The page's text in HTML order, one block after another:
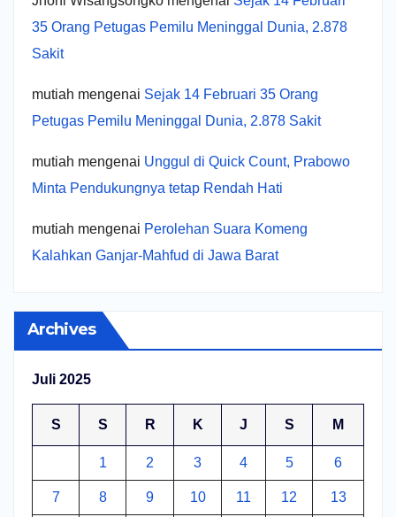
35 Orang Petugas Pemilu Meninggal Dunia, 2.878
Sakit
mutiah mengenai Sejak 14 Februari 35 Orang
Petugas Pemilu Meninggal Dunia, 2.878 Sakit
mutiah mengenai Unggul di Quick Count, Prabowo
Minta Pendukungnya tetap Rendah Hati
mutiah mengenai Perolehan Suara Komeng
Kalahkan Ganjar-Mahfud di Jawa Barat
Archives
Juli 2025
S S R K J S M
1 2 3 4 5 6
7 8 9 10 11 12 13